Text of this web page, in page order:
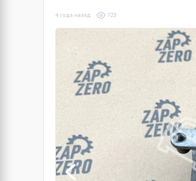
4 года назад 723